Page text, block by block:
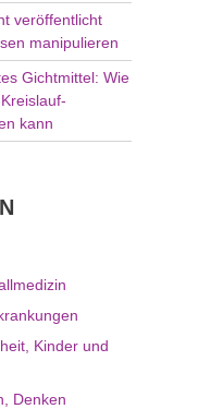
veröffentlicht
manipulieren
Gichtmittel: Wie
kann
Kinder und
Denken